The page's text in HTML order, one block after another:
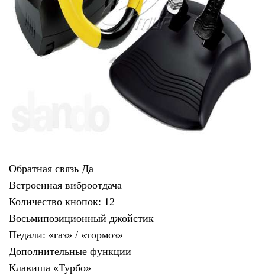
Контакти
Рекламні прайси
Підтримати «місцевих»
Обратная связь Да
Встроенная виброотдача
Количество кнопок: 12
Восьмипозиционный джойстик
Педали: «газ» / «тормоз»
Дополнительные функции
Клавиша «Турбо»